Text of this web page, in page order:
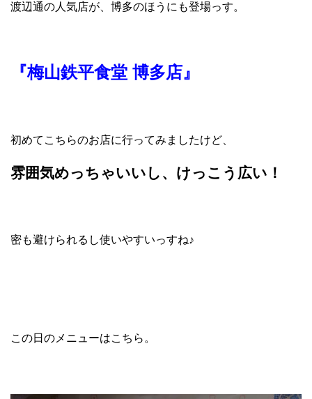
渡辺通の人気店が、博多のほうにも登場っす。
『梅山鉄平食堂 博多店』
初めてこちらのお店に行ってみましたけど、
雰囲気めっちゃいいし、けっこう広い！
密も避けられるし使いやすいっすね♪
この日のメニューはこちら。